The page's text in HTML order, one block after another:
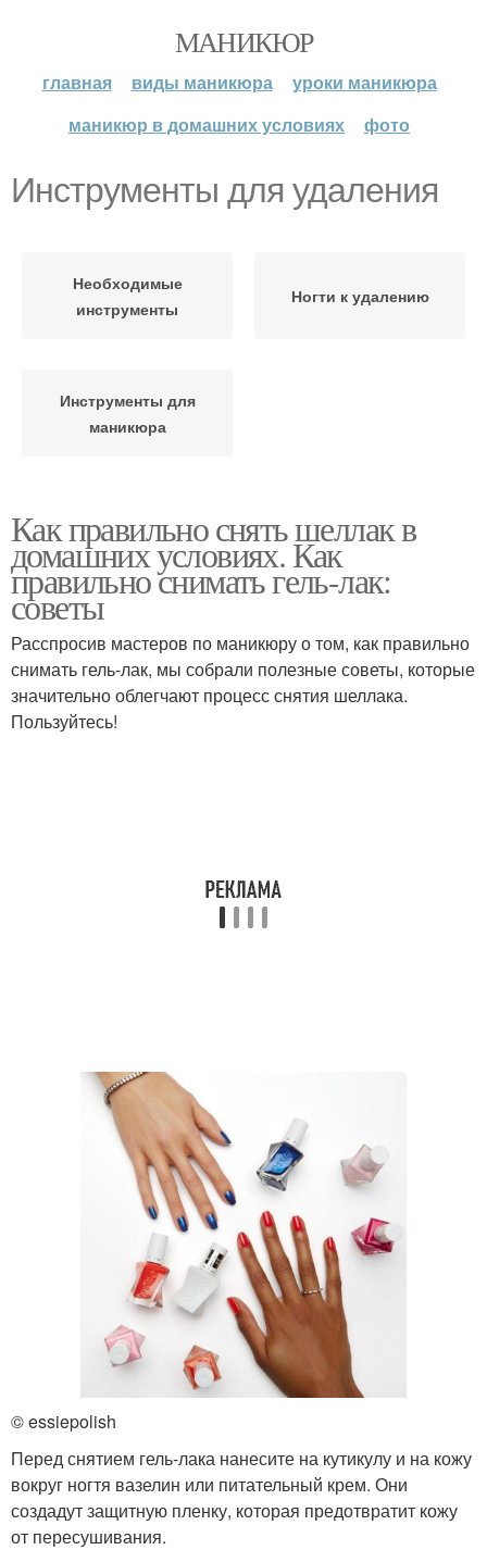
МАНИКЮР
главная виды маникюра
уроки маникюра
маникюр в домашних условиях
фото
Инструменты для удаления
Необходимые
инструменты
Ногти к удалению
Инструменты для
маникюра
Как правильно снять шеллак в
домашних условиях. Как
правильно снимать гель-лак:
советы
Расспросив мастеров по маникюру о том, как правильно
снимать гель-лак, мы собрали полезные советы, которые
значительно облегчают процесс снятия шеллака.
Пользуйтесь!
© essiepolish
Перед снятием гель-лака нанесите на кутикулу и на кожу
вокруг ногтя вазелин или питательный крем. Они
создадут защитную пленку, которая предотвратит кожу
от пересушивания.